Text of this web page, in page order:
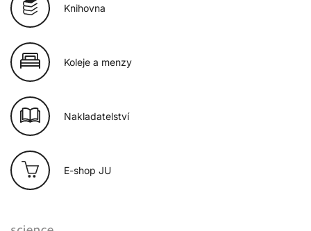
Knihovna
Koleje a menzy
Nakladatelství
E-shop JU